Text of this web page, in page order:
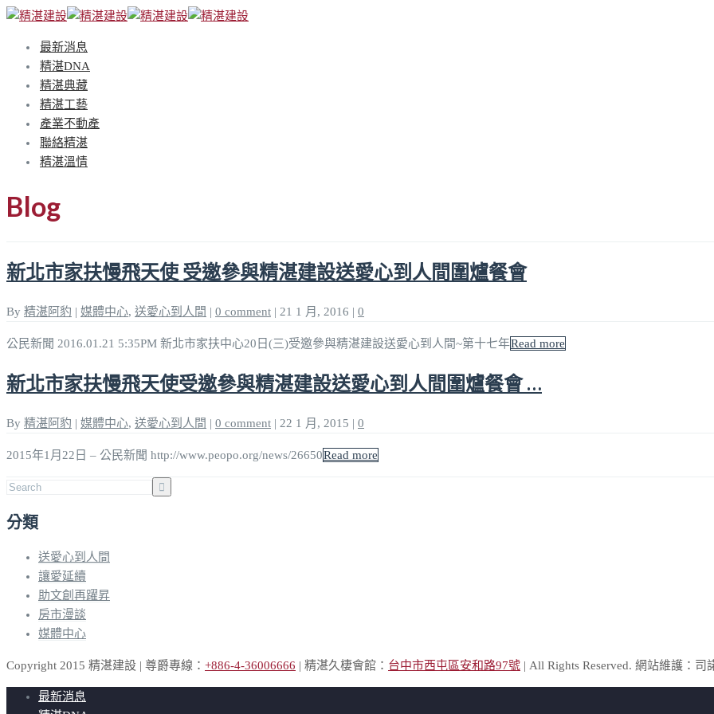
最新消息
精湛DNA
精湛典藏
精湛工藝
產業不動產
聯絡精湛
精湛溫情
Blog
新北市家扶慢飛天使 受邀參與精湛建設送愛心到人間圍爐餐會
By 精湛阿豹 | 媒體中心, 送愛心到人間 | 0 comment | 21 1 月, 2016 | 0
公民新聞 2016.01.21 5:35PM 新北市家扶中心20日(三)受邀參與精湛建設送愛心到人間~第十七年Read more
新北市家扶慢飛天使受邀參與精湛建設送愛心到人間圍爐餐會 …
By 精湛阿豹 | 媒體中心, 送愛心到人間 | 0 comment | 22 1 月, 2015 | 0
2015年1月22日 – 公民新聞 http://www.peopo.org/news/26650Read more
分類
送愛心到人間
讓愛延續
助文創再躍昇
房市漫談
媒體中心
Copyright 2015 精湛建設 | 尊爵專線： +886-4-36006666 | 精湛久棲會館： 台中市西屯區安和路97號 | All Rights Reserved. 網站維護：司
最新消息